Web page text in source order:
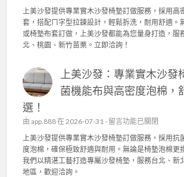
發
的
品
質
持
茶
日
常
管
理
，
〈
上
美
沙
發
專
業
實
沙
椅
墊
訂
上美沙發提供專業實木沙發椅墊訂做服務，採用高
套，搭配ㄇ字型拉鍊設計，輕鬆拆洗，耐用舒適。
或椅墊布套訂做，上美沙發都能為您量身打造，服
北、桃園、新竹苗栗。立即洽詢！
上美沙發：專業實木沙發
菌機能布與高密度泡棉，
選！
由 app.888在 2026-07-31 - 在
〈
上
美
沙
留言功能已關閉
上美沙發提供專業實木沙發椅墊訂做服務，採用抗
度泡棉，確保極致舒適與耐用。無論是椅墊泡棉更
我們以精湛工藝打造專屬沙發椅墊，服務台北、新
地區，歡迎洽詢。